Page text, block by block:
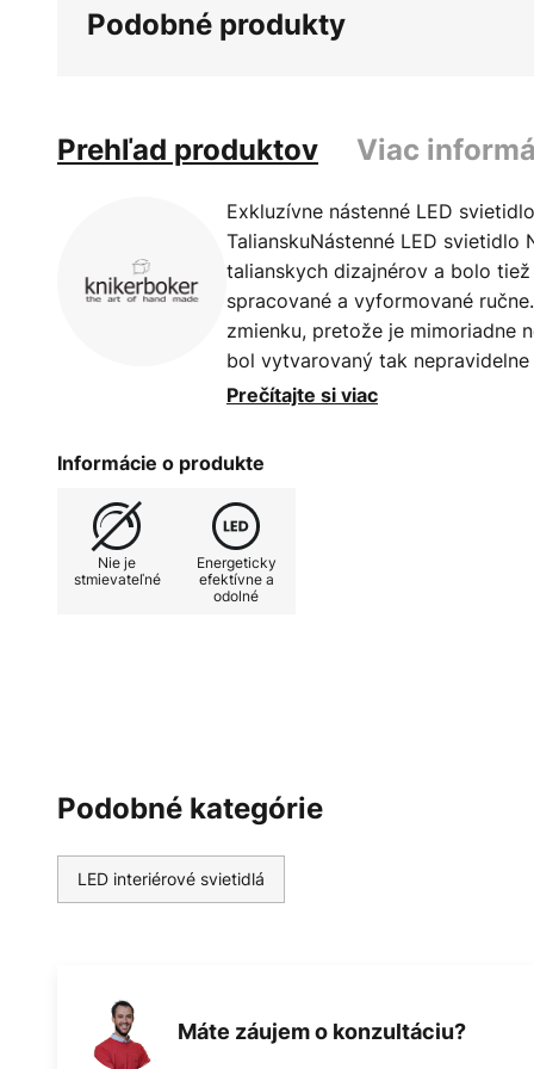
Podobné produkty
Prehľad produktov Viac
Exkluzívne nástenné LED
TalianskuNástenné LED
talianskych dizajnérov a bolo
spracované a vyformované
zmienku, pretože je mimoriadne
bol vytvarovaný tak
preliačinami, že výsledok vyzerá
je oceľový list zrolovaný trochu
nachádza LED dióda, ktorá
nepriame osvetlenie. Špeciálny
okrem iného aj povrch telesa,
listom. Svietidlá od spoločnosti
vyrobené v Taliansku. Výroba,
Prečítajte si viac
Informácie o produkte
Nie je
stmievateľné
Energeticky
efektívne a
odolné
Podobné kategórie
LED interiérové svietidlá
Máte záujem o konzultáciu?